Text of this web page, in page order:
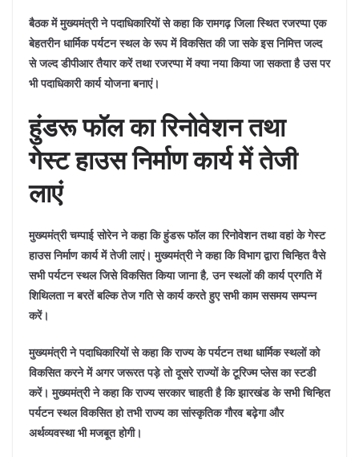
बैठक में मुख्यमंत्री ने पदाधिकारियों से कहा कि रामगढ़ जिला स्थित रजरप्पा एक
बेहतरीन धार्मिक पर्यटन स्थल के रूप में विकसित की जा सके इस निमित्त जल्द
से जल्द डीपीआर तैयार करें तथा रजरप्पा में क्या नया किया जा सकता है उस पर
भी पदाधिकारी कार्य योजना बनाएं।
हुंडरू फॉल का रिनोवेशन तथा
गेस्ट हाउस निर्माण कार्य में तेजी
लाएं
मुख्यमंत्री चम्पाई सोरेन ने कहा कि हुंडरू फॉल का रिनोवेशन तथा वहां के गेस्ट
हाउस निर्माण कार्य में तेजी लाएं। मुख्यमंत्री ने कहा कि विभाग द्वारा चिन्हित वैसे
सभी पर्यटन स्थल जिसे विकसित किया जाना है, उन स्थलों की कार्य प्रगति में
शिथिलता न बरतें बल्कि तेज गति से कार्य करते हुए सभी काम ससमय सम्पन्न
करें।
मुख्यमंत्री ने पदाधिकारियों से कहा कि राज्य के पर्यटन तथा धार्मिक स्थलों को
विकसित करने में अगर जरूरत पड़े तो दूसरे राज्यों के टूरिज्म प्लेस का स्टडी
करें। मुख्यमंत्री ने कहा कि राज्य सरकार चाहती है कि झारखंड के सभी चिन्हित
पर्यटन स्थल विकसित हो तभी राज्य का सांस्कृतिक गौरव बढ़ेगा और
अर्थव्यवस्था भी मजबूत होगी।